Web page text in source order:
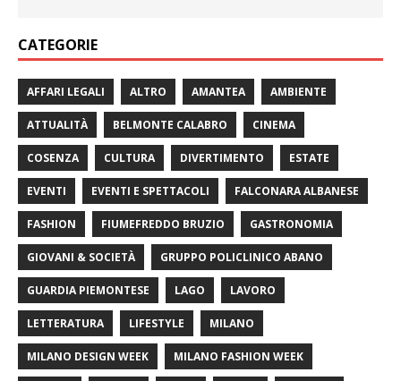
CATEGORIE
AFFARI LEGALI ALTRO AMANTEA AMBIENTE
ATTUALITÀ BELMONTE CALABRO CINEMA
COSENZA CULTURA DIVERTIMENTO ESTATE
EVENTI EVENTI E SPETTACOLI FALCONARA ALBANESE
FASHION FIUMEFREDDO BRUZIO GASTRONOMIA
GIOVANI & SOCIETÀ GRUPPO POLICLINICO ABANO
GUARDIA PIEMONTESE LAGO LAVORO
LETTERATURA LIFESTYLE MILANO
MILANO DESIGN WEEK MILANO FASHION WEEK